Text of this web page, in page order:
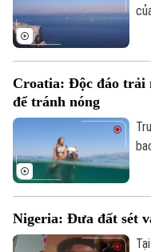
Chuyên mục
Croatia: Độc đáo trải
để tránh nóng
Nigeria: Đưa đất sét